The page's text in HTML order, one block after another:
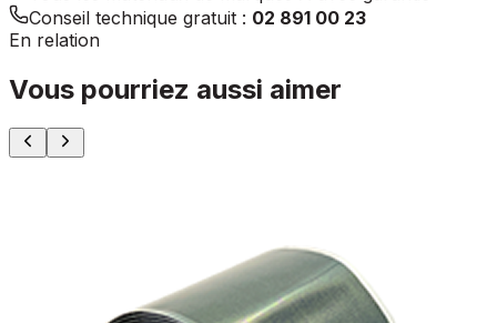
Conseil technique gratuit : 02 891 00 23
En relation
Vous pourriez aussi aimer